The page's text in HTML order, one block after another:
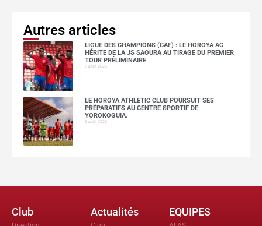
Autres articles
LIGUE DES CHAMPIONS (CAF) : LE HOROYA AC
HÉRITE DE LA JS SAOURA AU TIRAGE DU PREMIER
TOUR PRÉLIMINAIRE
6 août 2026
LE HOROYA ATHLETIC CLUB POURSUIT SES
PRÉPARATIFS AU CENTRE SPORTIF DE
YOROKOGUIA.
6 août 2026
Club Actualités EQUIPES